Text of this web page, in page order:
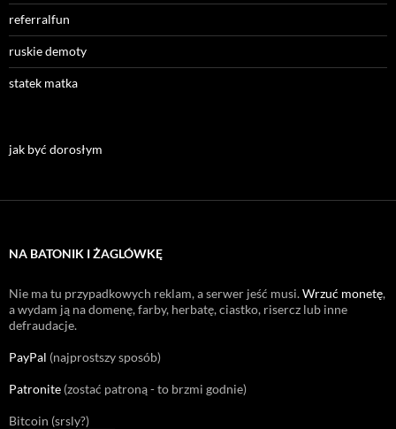
referralfun
ruskie demoty
statek matka
jak być dorosłym
NA BATONIK I ŻAGLÓWKĘ
Nie ma tu przypadkowych reklam, a serwer jeść musi.Wrzuć monetę,
a wydam ją na domenę, farby, herbatę, ciastko, risercz lub inne
defraudacje.
PayPal (najprostszy sposób)
Patronite (zostać patroną - to brzmi godnie)
Bitcoin (srsly?)